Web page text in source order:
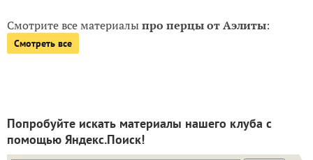
Смотрите все материалыпро перцы от Аэлиты:
Смотреть все
Попробуйте искать материалы нашего клуба с
помощью Яндекс.Поиск!